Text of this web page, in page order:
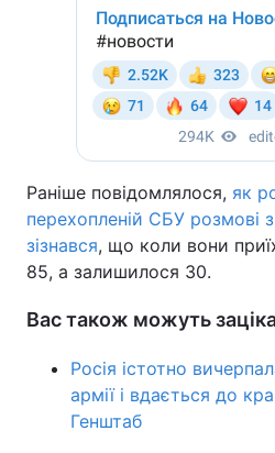
Раніше повідомлялося, як
перехопленій СБУ розмові
зізнався, що коли вони
85, а залишилося 30.
Вас також можуть
Росія істотно
армії і вдається до
Генштаб